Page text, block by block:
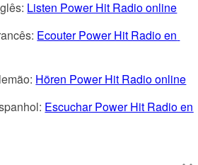
Listen Power Hit Radio online
Ecouter Power Hit Radio en
Hören Power Hit Radio online
Escuchar Power Hit Radio en